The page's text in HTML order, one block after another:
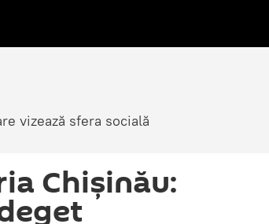
vizează sfera socială
Chișinău: